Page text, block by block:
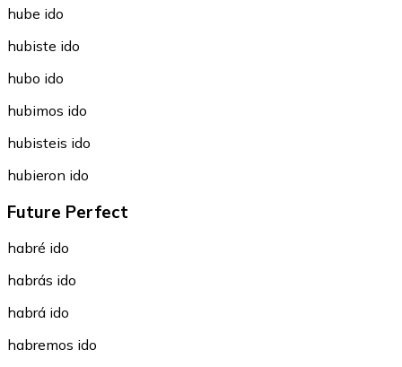
hube ido
hubiste ido
hubo ido
hubimos ido
hubisteis ido
hubieron ido
Future Perfect
habré ido
habrás ido
habrá ido
habremos ido